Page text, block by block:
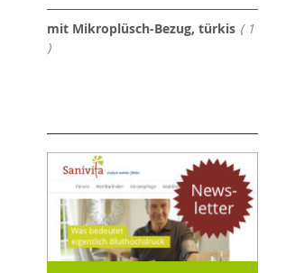
mit Mikroplüsch-Bezug, türkis 1
Artikel